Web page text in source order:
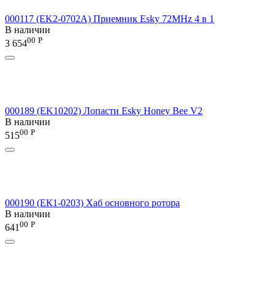
000117 (EK2-0702A) Приемник Esky 72MHz 4 в 1
В наличии
3 65400 Р
000189 (EK10202) Лопасти Esky Honey Bee V2
В наличии
51500 Р
000190 (ЕК1-0203) Хаб основного ротора
В наличии
641 00 Р